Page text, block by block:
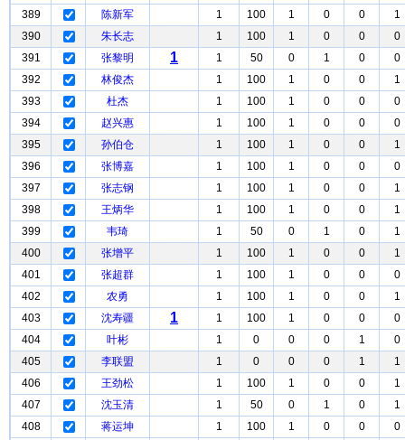
389
陈新军 1 100 1 0 0
1
390
朱长志 1 100 1 0 0
0
391
张黎明 1 1 50 0 1 0
0
392
林俊杰 1 100 1 0 0
1
393
杜杰 1 100 1 0 0
0
394
赵兴惠 1 100 1 0 0
0
395
孙伯仓 1 100 1 0 0
1
396
张博嘉 1 100 1 0 0
0
397
张志钢 1 100 1 0 0
1
398
王炳华 1 100 1 0 0
1
399
韦琦 1 50 0 1 0
1
400
张增平 1 100 1 0 0
1
401
张超群 1 100 1 0 0
0
402
农勇 1 100 1 0 0
1
403
沈寿疆 1 1 100 1 0 0
0
404
叶彬 1 0 0 0 1
0
405
李联盟 1 0 0 0 1
1
406
王劲松 1 100 1 0 0
1
407
沈玉清 1 50 0 1 0
1
408
蒋运坤 1 100 1 0 0
0